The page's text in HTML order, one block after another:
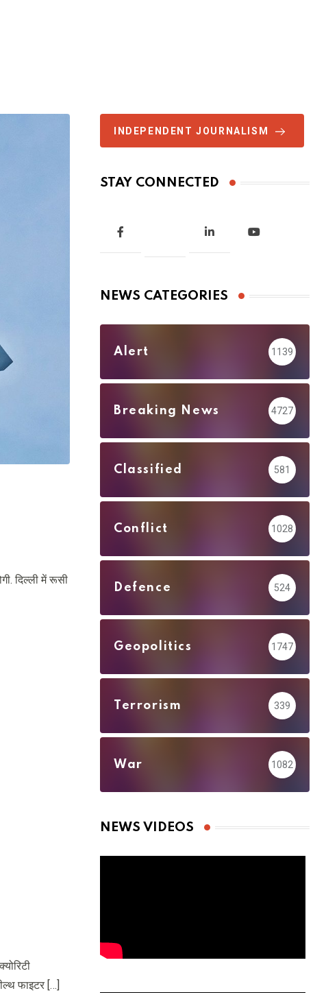
दिल्ली में रूसी
फाइटर […]
INDEPENDENT JOURNALISM
STAY CONNECTED
NEWS CATEGORIES
Alert 1139
Breaking News 4727
Classified 581
Conflict 1028
Defence 524
Geopolitics 1747
Terrorism 339
War 1082
NEWS VIDEOS